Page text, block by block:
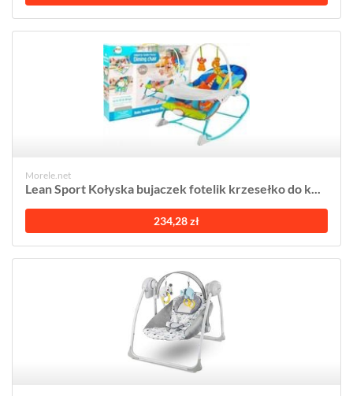
Morele.net
Lean Sport Kołyska bujaczek fotelik krzesełko do k...
234,28 zł